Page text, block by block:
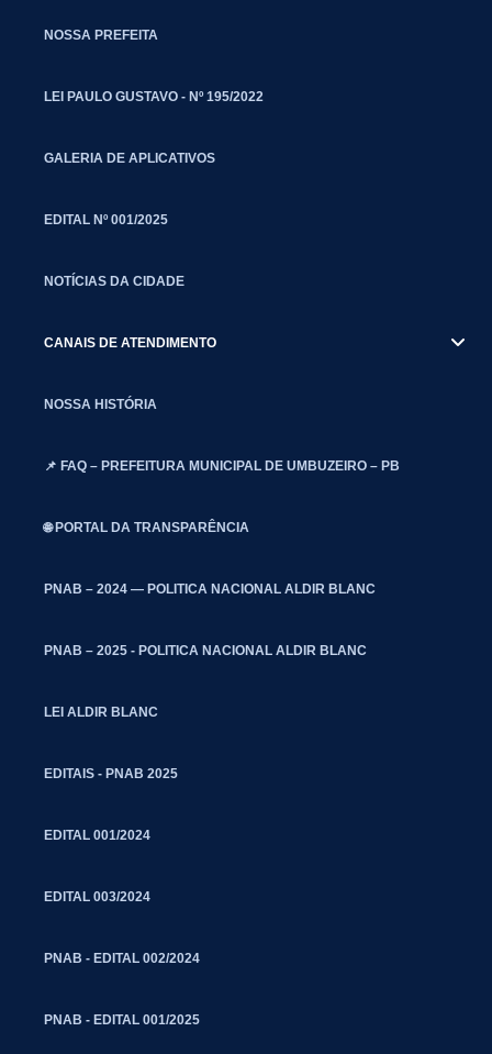
NOSSA PREFEITA
LEI PAULO GUSTAVO - Nº 195/2022
GALERIA DE APLICATIVOS
EDITAL Nº 001/2025
NOTÍCIAS DA CIDADE
CANAIS DE ATENDIMENTO
NOSSA HISTÓRIA
📌 FAQ – PREFEITURA MUNICIPAL DE UMBUZEIRO – PB
🌐 PORTAL DA TRANSPARÊNCIA
PNAB – 2024 — POLITICA NACIONAL ALDIR BLANC
PNAB – 2025 - POLITICA NACIONAL ALDIR BLANC
LEI ALDIR BLANC
EDITAIS - PNAB 2025
EDITAL 001/2024
EDITAL 003/2024
PNAB - EDITAL 002/2024
PNAB - EDITAL 001/2025